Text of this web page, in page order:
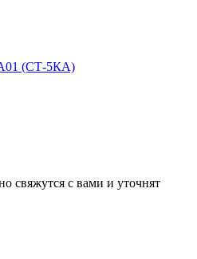
(СТ-5КА)
свяжутся с вами и уточнят